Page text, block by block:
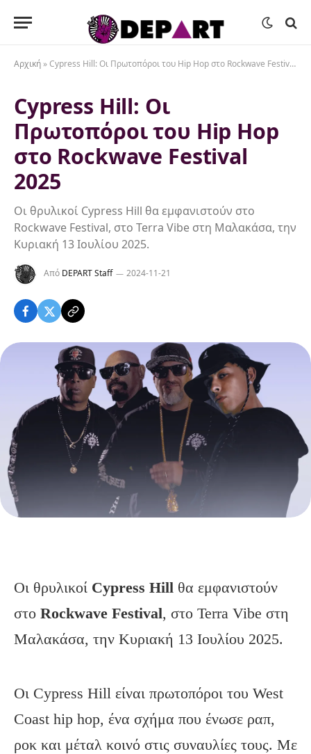
Αρχική »Cypress Hill: Οι Πρωτοπόροι του Hip Hop στο Rockwave Festival 2025
Cypress Hill: Οι
Πρωτοπόροι του Hip Hop
στο Rockwave Festival
2025
Οι θρυλικοί Cypress Hill θα εμφανιστούν στο
Rockwave Festival, στο Terra Vibe στη Μαλακάσα, την
Κυριακή 13 Ιουλίου 2025.
Από DEPART Staff 2024-11-21
Οι θρυλικοί Cypress Hill θα εμφανιστούν
στο Rockwave Festival, στο Terra Vibe στη
Μαλακάσα, την Κυριακή 13 Ιουλίου 2025.
Οι Cypress Hill είναι πρωτοπόροι του West
Coast hip hop, ένα σχήμα που ένωσε ραπ,
ροκ και μέταλ κοινό στις συναυλίες τους. Με